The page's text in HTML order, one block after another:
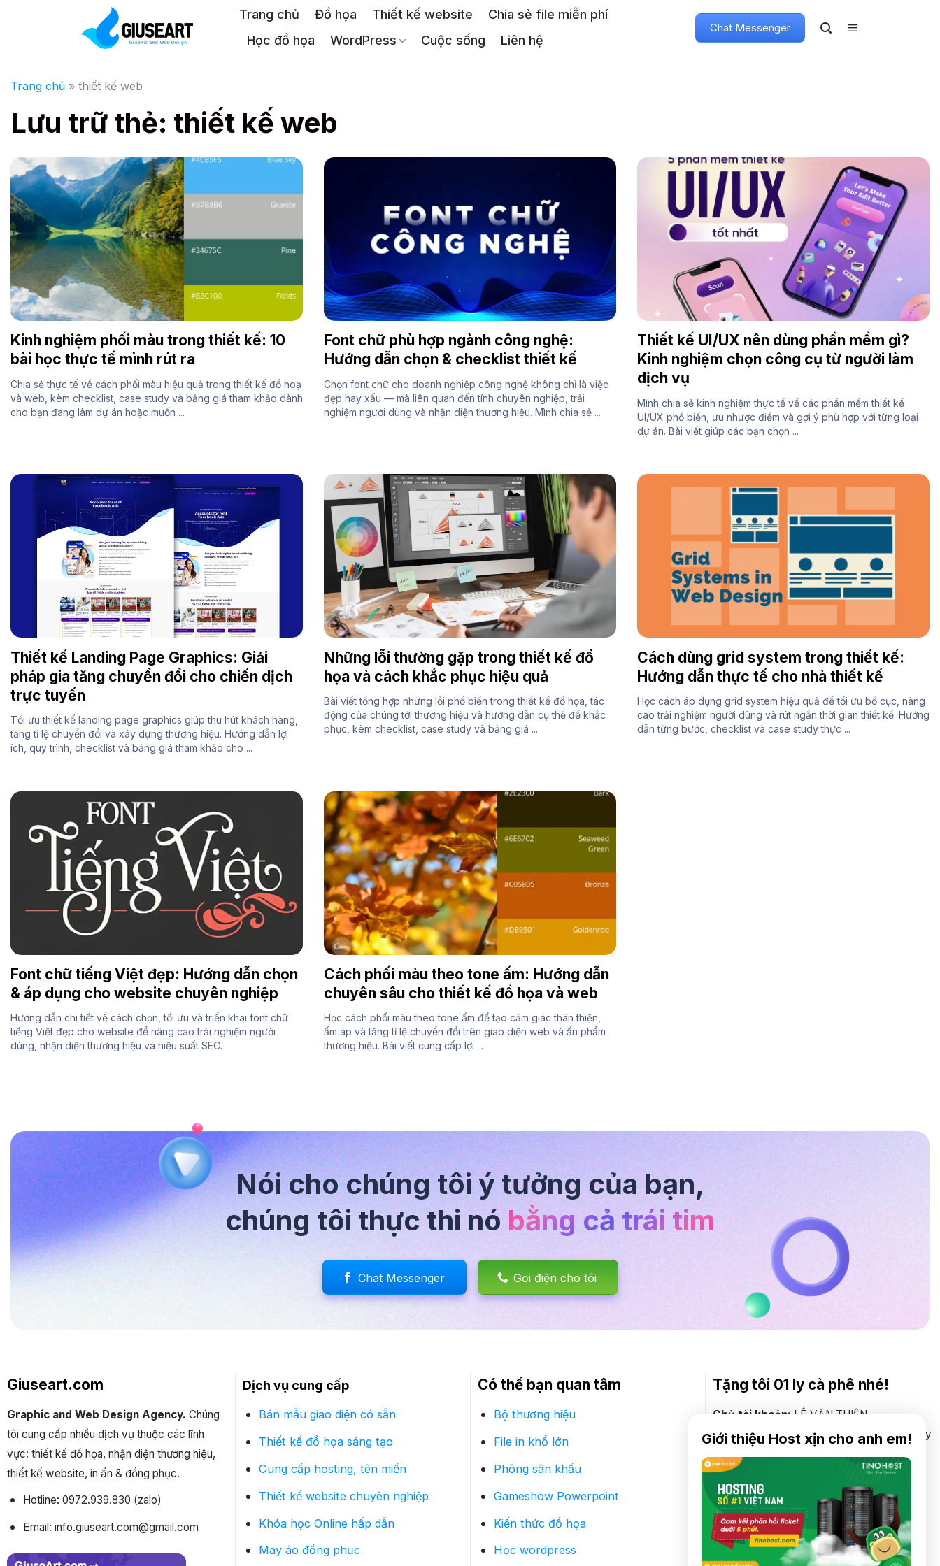
Trang chủ Đồ họa Thiết kế website
Chia sẻ file miễn phí
Học đồ họa
WordPress Cuộc sống Liên hệ
Chat Messenger
Trang chủ » thiết kế web
Lưu trữ thẻ: thiết kế web
Kinh nghiệm phối màu trong thiết kế: 10
bài học thực tế mình rút ra
Chia sẻ thực tế về cách phối màu hiệu quả trong thiết kế đồ hoạ
và web, kèm checklist, case study và bảng giá tham khảo dành
cho bạn đang làm dự án hoặc muốn ...
Font chữ phù hợp ngành công nghệ:
Hướng dẫn chọn & checklist thiết kế
Chọn font chữ cho doanh nghiệp công nghệ không chỉ là việc
đẹp hay xấu — mà liên quan đến tính chuyên nghiệp, trải
nghiệm người dùng và nhận diện thương hiệu. Mình chia sẻ ...
Thiết kế UI/UX nên dùng phần mềm gì?
Kinh nghiệm chọn công cụ từ người làm
dịch vụ
Mình chia sẻ kinh nghiệm thực tế về các phần mềm thiết kế
UI/UX phổ biến, ưu nhược điểm và gợi ý phù hợp với từng loại
dự án. Bài viết giúp các bạn chọn ...
Thiết kế Landing Page Graphics: Giải
pháp gia tăng chuyển đổi cho chiến dịch
trực tuyến
Tối ưu thiết kế landing page graphics giúp thu hút khách hàng,
tăng tỉ lệ chuyển đổi và xây dựng thương hiệu. Hướng dẫn lợi
ích, quy trình, checklist và bảng giá tham khảo cho ...
Những lỗi thường gặp trong thiết kế đồ
họa và cách khắc phục hiệu quả
Bài viết tổng hợp những lỗi phổ biến trong thiết kế đồ họa, tác
động của chúng tới thương hiệu và hướng dẫn cụ thể để khắc
phục, kèm checklist, case study và bảng giá ...
Cách dùng grid system trong thiết kế:
Hướng dẫn thực tế cho nhà thiết kế
Học cách áp dụng grid system hiệu quả để tối ưu bố cục, nâng
cao trải nghiệm người dùng và rút ngắn thời gian thiết kế. Hướng
dẫn từng bước, checklist và case study thực ...
Font chữ tiếng Việt đẹp: Hướng dẫn chọn
& áp dụng cho website chuyên nghiệp
Hướng dẫn chi tiết về cách chọn, tối ưu và triển khai font chữ
tiếng Việt đẹp cho website để nâng cao trải nghiệm người
dùng, nhận diện thương hiệu và hiệu suất SEO.
Cách phối màu theo tone ấm: Hướng dẫn
chuyên sâu cho thiết kế đồ họa và web
Học cách phối màu theo tone ấm để tạo cảm giác thân thiện,
ấm áp và tăng tỉ lệ chuyển đổi trên giao diện web và ấn phẩm
thương hiệu. Bài viết cung cấp lợi ...
Nói cho chúng tôi ý tưởng của bạn,
chúng tôi thực thi nóbằng cả trái tim
Chat Messenger Gọi điện cho tôi
Giuseart.com
Graphic and Web Design Agency. Chúng
tôi cung cấp nhiều dịch vụ thuộc các lĩnh
vực: thiết kế đồ họa, nhận diện thương hiệu,
thiết kế website, in ấn & đồng phục.
Hotline: 0972.939.830 (zalo)
Email: info.giuseart.com@gmail.com
Dịch vụ cung cấp
Bán mẫu giao diện có sẵn
Thiết kế đồ họa sáng tạo
Cung cấp hosting, tên miền
Thiết kế website chuyên nghiệp
Khóa học Online hấp dẫn
May áo đồng phục
Có thể bạn quan tâm
Bộ thương hiệu
File in khổ lớn
Phông sân khấu
Gameshow Powerpoint
Kiến thức đồ họa
Học wordpress
Tặng tôi 01 ly cà phê nhé!
Chủ tài khoản: LÊ VĂN THIỆN
Vietcombank: 0691000374599 - CN Hà Tây
Agribank: 2000206180703 - CN Đà Nẵng
ACB
: 221262879 - CN Hà Thành
Vietinbank:
: 104867788579 - CN Nam
Thăng Long
Giới thiệu Host xịn cho anh em!